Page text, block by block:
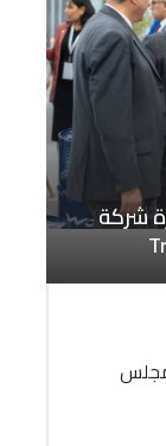
شركة
مجلس